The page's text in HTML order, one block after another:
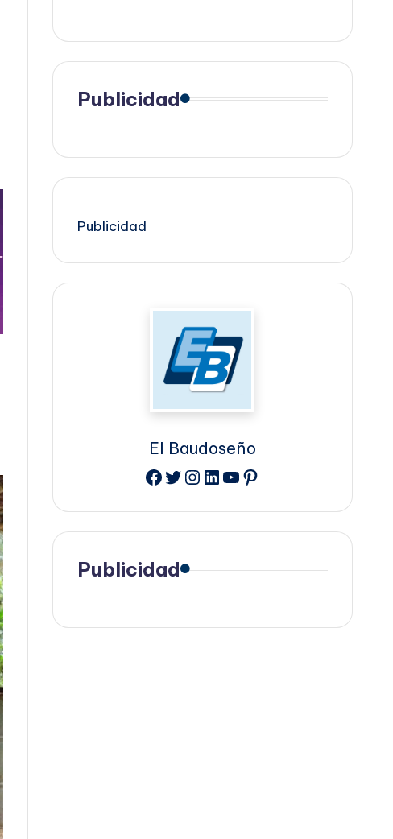
Publicidad
Publicidad
El Baudoseño
Facebook
Twitter
Instagram
LinkedIn
YouTube
Pinterest
Publicidad